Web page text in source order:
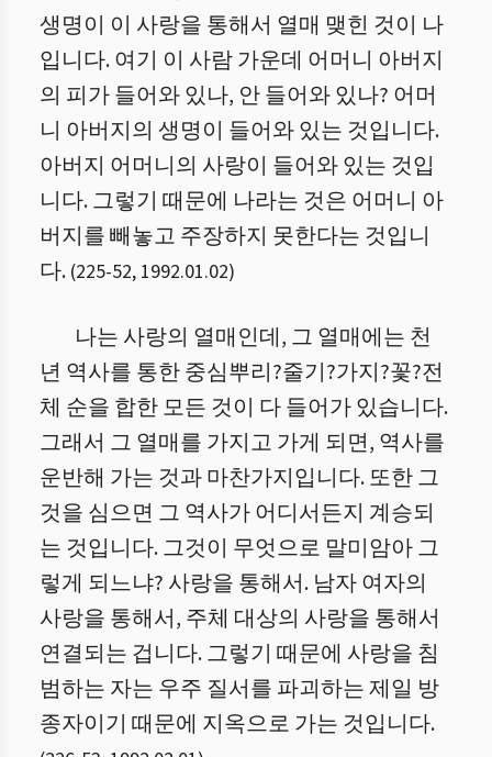
생명이 이 사랑을 통해서 열매 맺힌 것이 나
입니다. 여기 이 사람 가운데 어머니 아버지
의 피가 들어와 있나, 안 들어와 있나? 어머
니 아버지의 생명이 들어와 있는 것입니다.
아버지 어머니의 사랑이 들어와 있는 것입
니다. 그렇기 때문에 나라는 것은 어머니 아
버지를 빼놓고 주장하지 못한다는 것입니
다. (225-52, 1992.01.02)
나는 사랑의 열매인데, 그 열매에는 천
년 역사를 통한 중심뿌리?줄기?가지?꽃?전
체 순을 합한 모든 것이 다 들어가 있습니다.
그래서 그 열매를 가지고 가게 되면, 역사를
운반해 가는 것과 마찬가지입니다. 또한 그
것을 심으면 그 역사가 어디서든지 계승되
는 것입니다. 그것이 무엇으로 말미암아 그
렇게 되느냐? 사랑을 통해서. 남자 여자의
사랑을 통해서, 주체 대상의 사랑을 통해서
연결되는 겁니다. 그렇기 때문에 사랑을 침
범하는 자는 우주 질서를 파괴하는 제일 방
종자이기 때문에 지옥으로 가는 것입니다.